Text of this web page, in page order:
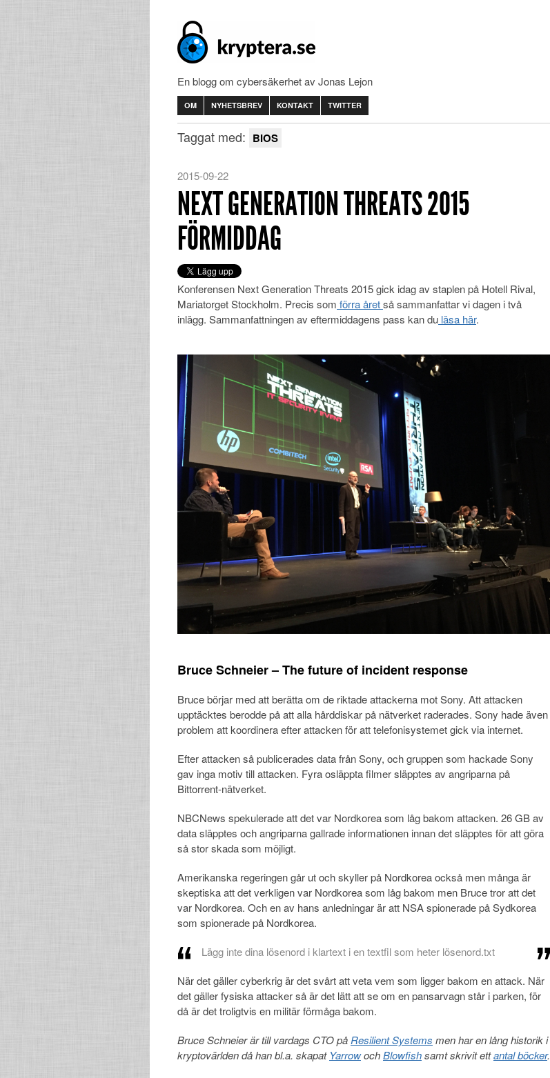
En blogg om cybersäkerhet av Jonas Lejon
OM NYHETSBREV KONTAKT TWITTER
Taggat med: BIOS
2015-09-22
NEXT GENERATION THREATS 2015
FÖRMIDDAG
Konferensen Next Generation Threats 2015 gick idag av staplen på Hotell Rival,
Mariatorget Stockholm. Precis som förra åretså sammanfattar vi dagen i två
inlägg. Sammanfattningen av eftermiddagens pass kan du läsa här.
Bruce Schneier – The future of incident response
Bruce börjar med att berätta om de riktade attackerna mot Sony. Att attacken
upptäcktes berodde på att alla hårddiskar på nätverket raderades. Sony hade även
problem att koordinera efter attacken för att telefonisystemet gick via internet.
Efter attacken så publicerades data från Sony, och gruppen som hackade Sony
gav inga motiv till attacken. Fyra osläppta filmer släpptes av angriparna på
Bittorrent-nätverket.
NBCNews spekulerade att det var Nordkorea som låg bakom attacken. 26 GB av
data släpptes och angriparna gallrade informationen innan det släpptes för att göra
så stor skada som möjligt.
Amerikanska regeringen går ut och skyller på Nordkorea också men många är
skeptiska att det verkligen var Nordkorea som låg bakom men Bruce tror att det
var Nordkorea. Och en av hans anledningar är att NSA spionerade på Sydkorea
som spionerade på Nordkorea.
Lägg inte dina lösenord i klartext i en textfil som heter lösenord.txt
När det gäller cyberkrig är det svårt att veta vem som ligger bakom en attack. När
det gäller fysiska attacker så är det lätt att se om en pansarvagn står i parken, för
då är det troligtvis en militär förmåga bakom.
Bruce Schneier är till vardags CTO på Resilient Systems men har en lång historik i
kryptovärlden då han bl.a. skapat YarrowochBlowfishsamt skrivit ettantal böcker.